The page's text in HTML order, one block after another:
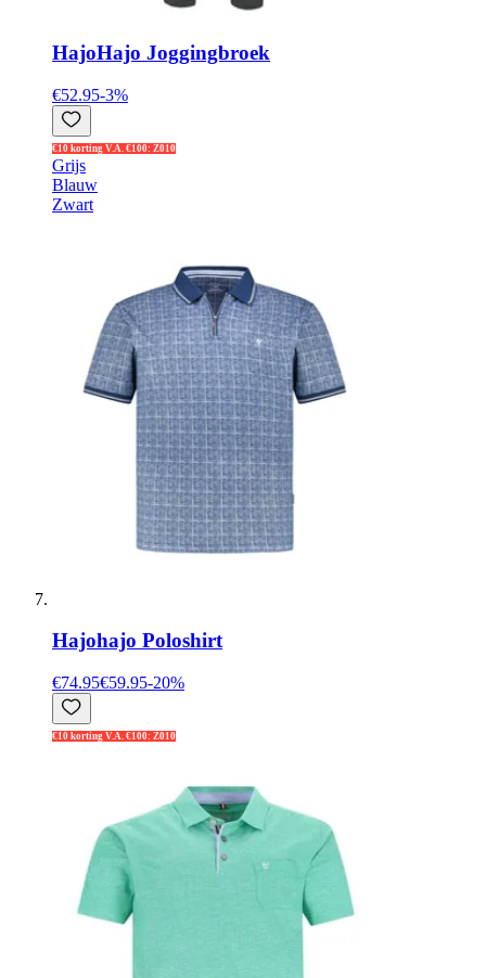
HajoHajo Joggingbroek
€52.95-3%
€10 korting V.A. €100: Z010
Grijs
Blauw
Zwart
Hajohajo Poloshirt
€74.95€59.95-20%
€10 korting V.A. €100: Z010